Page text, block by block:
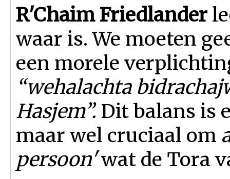
R'Chaim Friedlander
waar is. We moeten
een morele
“wehalachta
Hasjem”. Dit balans is
maar wel cruciaal om
persoon'wat de Tora